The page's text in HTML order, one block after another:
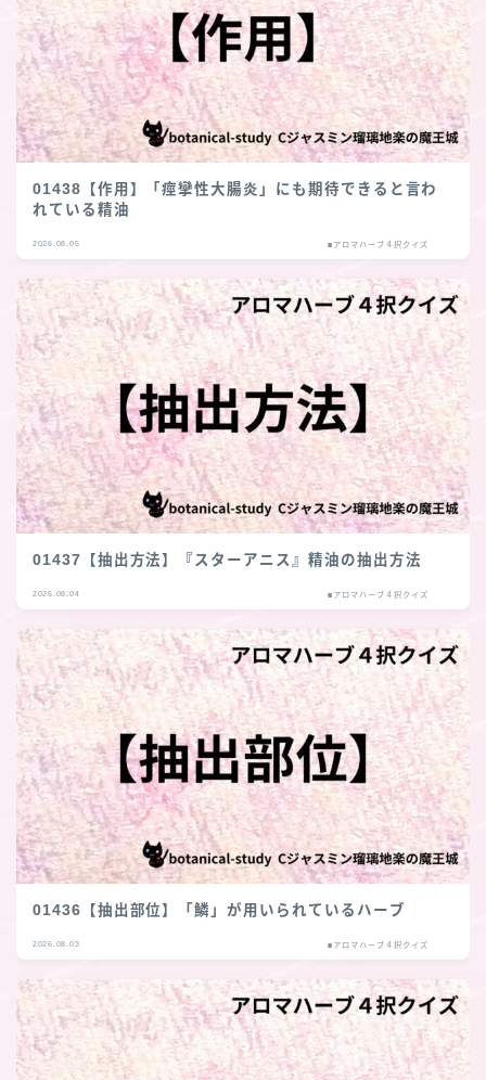
01438【作用】「痙攣性大腸炎」にも期待できると言わ
れている精油
2026.08.05 ■アロマハーブ４択クイズ
01437【抽出方法】『スターアニス』精油の抽出方法
2026.08.04 ■アロマハーブ４択クイズ
01436【抽出部位】「鱗」が用いられているハーブ
2026.08.03 ■アロマハーブ４択クイズ